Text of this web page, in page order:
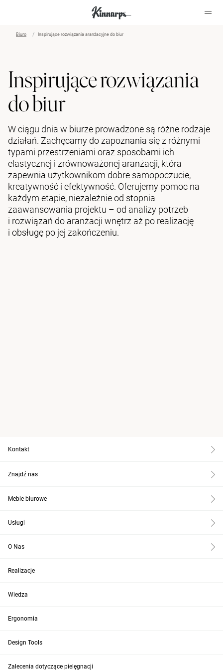
Biuro Inspirujące rozwiązania aranżacyjne do biur
Inspirujące rozwiązania
do biur
W ciągu dnia w biurze prowadzone są różne rodzaje
działań. Zachęcamy do zapoznania się z różnymi
typami przestrzeniami oraz sposobami ich
elastycznej i zrównoważonej aranżacji, która
zapewnia użytkownikom dobre samopoczucie,
kreatywność i efektywność. Oferujemy pomoc na
każdym etapie, niezależnie od stopnia
zaawansowania projektu – od analizy potrzeb
i rozwiązań do aranżacji wnętrz aż po realizację
i obsługę po jej zakończeniu.
Kontakt
Znajdź nas
Meble biurowe
Usługi
O Nas
Realizacje
Wiedza
Ergonomia
Design Tools
Zalecenia dotyczące pielęgnacji